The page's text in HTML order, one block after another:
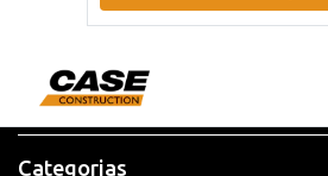
Categorias